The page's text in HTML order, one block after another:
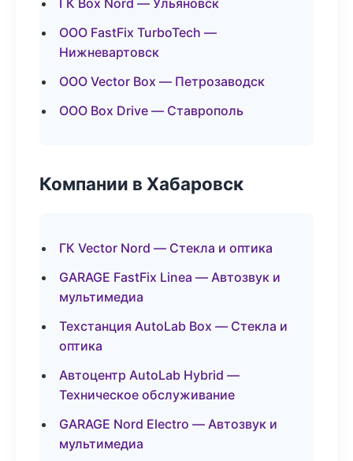
ГК Box Nord — Ульяновск
ООО FastFix TurboTech —
Нижневартовск
ООО Vector Box — Петрозаводск
ООО Box Drive — Ставрополь
Компании в Хабаровск
ГК Vector Nord — Стекла и оптика
GARAGE FastFix Linea — Автозвук и
мультимедиа
Техстанция AutoLab Box — Стекла и
оптика
Автоцентр AutoLab Hybrid —
Техническое обслуживание
GARAGE Nord Electro — Автозвук и
мультимедиа